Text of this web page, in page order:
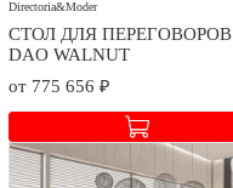
Directoria&Moder
СТОЛ ДЛЯ ПЕРЕГОВОРОВ
DAO WALNUT
от 775 656 ₽